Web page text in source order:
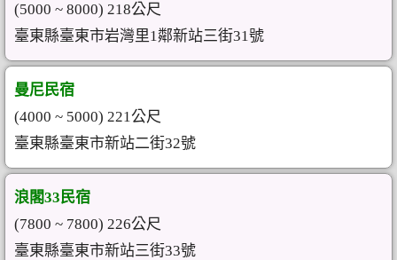
(5000 ~ 8000) 218公尺
臺東縣臺東市岩灣里1鄰新站三街31號
曼尼民宿
(4000 ~ 5000) 221公尺
臺東縣臺東市新站二街32號
浪閣33民宿
(7800 ~ 7800) 226公尺
臺東縣臺東市新站三街33號